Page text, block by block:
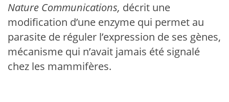
Nature Communications, décrit une
modification d’une enzyme qui permet au
parasite de réguler l’expression de ses gènes,
mécanisme qui n’avait jamais été signalé
chez les mammifères.